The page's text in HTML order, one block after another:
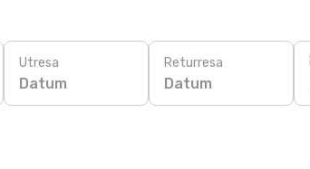
Utresa
Datum
Returresa
Datum